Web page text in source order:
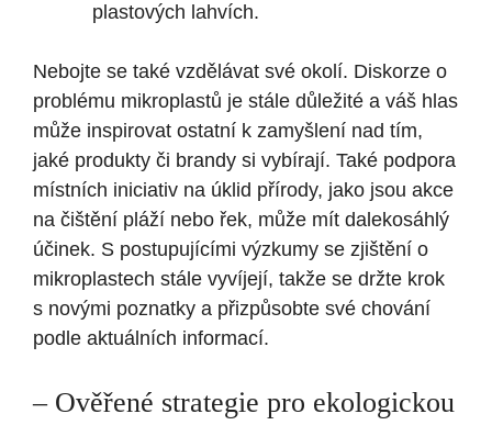
plastových lahvích.
Nebojte se také vzdělávat své okolí. Diskorze o
problému mikroplastů je stále důležité a váš hlas
může inspirovat ostatní k zamyšlení nad tím,
jaké produkty či brandy si vybírají. Také podpora
místních iniciativ na úklid přírody, jako jsou akce
na čištění pláží nebo řek, může mít dalekosáhlý
účinek. S postupujícími výzkumy se zjištění o
mikroplastech stále vyvíjejí, takže se držte krok
s novými poznatky a přizpůsobte své chování
podle aktuálních informací.
– Ověřené strategie pro ekologickou